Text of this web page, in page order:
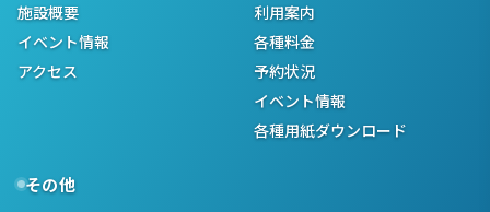
施設概要
イベント情報
アクセス
利用案内
各種料金
予約状況
イベント情報
各種用紙ダウンロード
その他